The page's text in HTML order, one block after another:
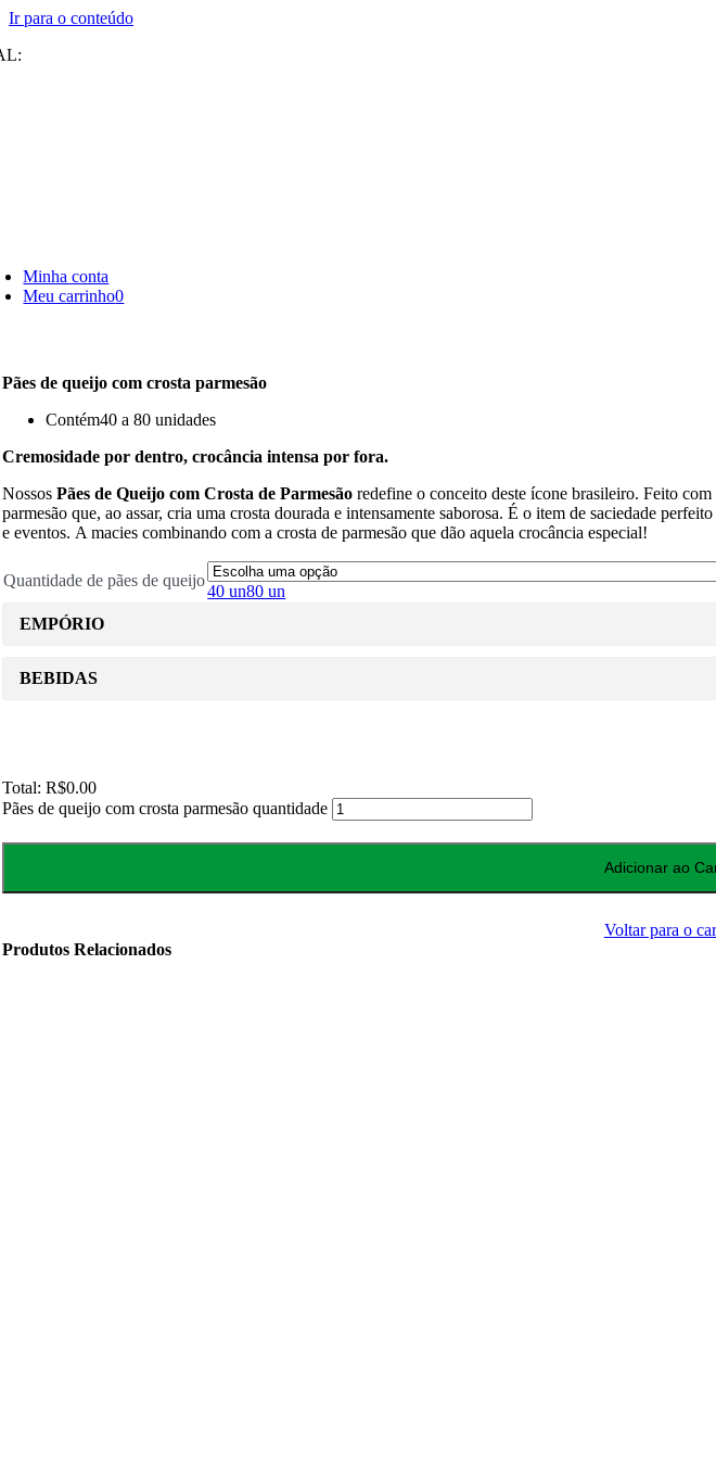
Ir para o conteúdo
Minha conta
Meu carrinho0
Pães de queijo com crosta parmesão
Contém40 a 80 unidades
Cremosidade por dentro, crocância intensa por fora.
NossosPães de Queijo com Crosta de Parmesão redefine o conceito deste ícone brasileiro. Feito
parmesão que, ao assar, cria uma crosta dourada e intensamente saborosa. É o item de saciedade
e eventos. A macies combinando com a crosta de parmesão que dão aquela crocância especial!
Quantidade de pães de queijo
40 un80 un
EMPÓRIO
BEBIDAS
Total:R$0.00
Pães de queijo com crosta parmesão quantidade
Adicionar ao
Voltar para o
Produtos Relacionados